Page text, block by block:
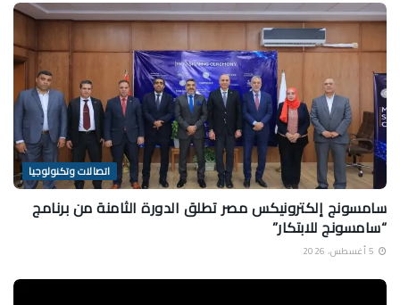
اتصالات وتكنولوجيا
سامسونج إلكترونيكس مصر تطلق الدورة الثامنة من برنامج
“سامسونج للابتكار”